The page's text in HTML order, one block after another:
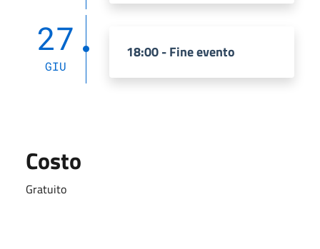
27
GIU
18:00 - Fine evento
Costo
Gratuito